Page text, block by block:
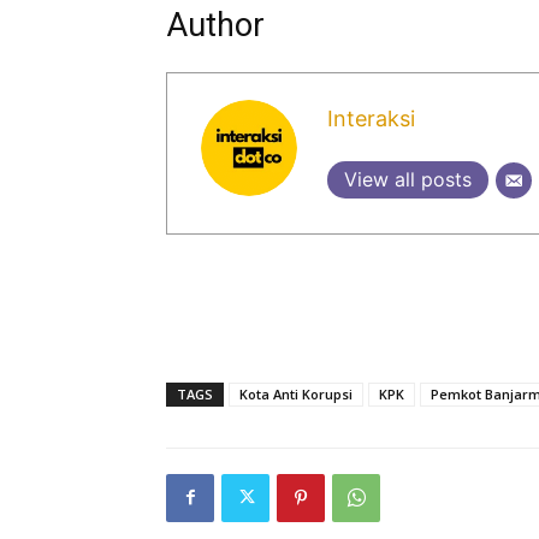
Author
Interaksi
View all posts
TAGS Kota Anti Korupsi KPK Pemkot